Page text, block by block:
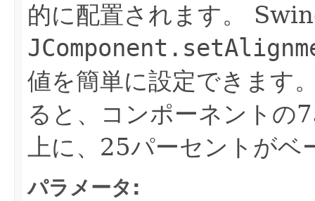
的に配置されます。
値を簡単に設定できます
ると、コンポーネントの
上に、25パーセントがベ
パラメータ: